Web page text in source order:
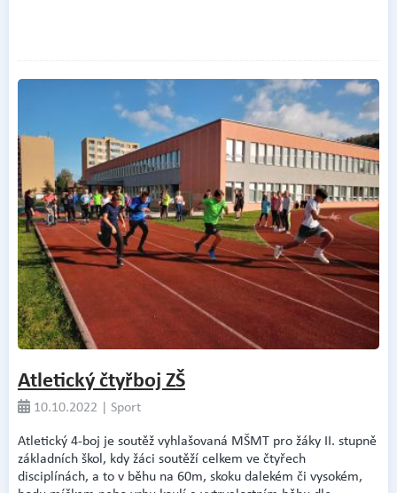
Atletický čtyřboj ZŠ
10.10.2022 | Sport
Atletický 4-boj je soutěž vyhlašovaná MŠMT pro žáky II. stupně
základních škol, kdy žáci soutěží celkem ve čtyřech
disciplínách, a to v běhu na 60m, skoku dalekém či vysokém,